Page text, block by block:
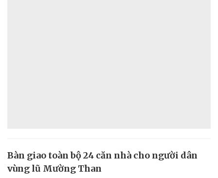
Bàn giao toàn bộ 24 căn nhà cho người dân
vùng lũ Mường Than